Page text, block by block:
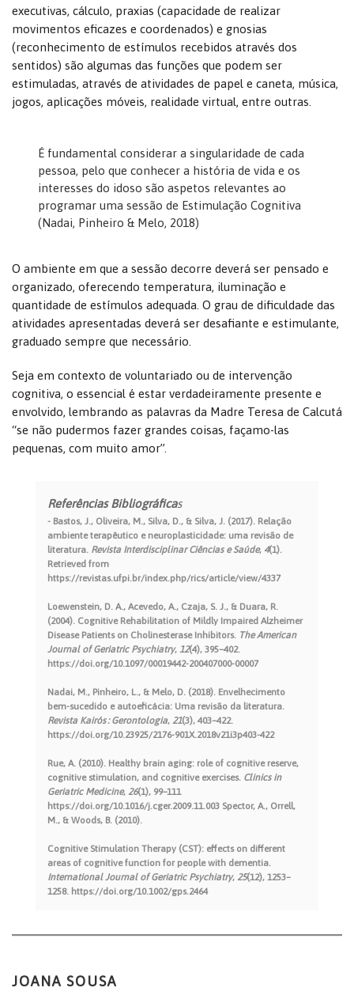
executivas, cálculo, praxias (capacidade de realizar
movimentos eficazes e coordenados) e gnosias
(reconhecimento de estímulos recebidos através dos
sentidos) são algumas das funções que podem ser
estimuladas, através de atividades de papel e caneta, música,
jogos, aplicações móveis, realidade virtual, entre outras.
É fundamental considerar a singularidade de cada
pessoa, pelo que conhecer a história de vida e os
interesses do idoso são aspetos relevantes ao
programar uma sessão de Estimulação Cognitiva
(Nadai, Pinheiro & Melo, 2018)
O ambiente em que a sessão decorre deverá ser pensado e
organizado, oferecendo temperatura, iluminação e
quantidade de estímulos adequada. O grau de dificuldade das
atividades apresentadas deverá ser desafiante e estimulante,
graduado sempre que necessário.
Seja em contexto de voluntariado ou de intervenção
cognitiva, o essencial é estar verdadeiramente presente e
envolvido, lembrando as palavras da Madre Teresa de Calcutá
“se não pudermos fazer grandes coisas, façamo-las
pequenas, com muito amor”.
Referências Bibliográficas
Bastos, J., Oliveira, M., Silva, D., & Silva, J. (2017). Relação
ambiente terapêutico e neuroplasticidade: uma revisão de
literatura. Revista Interdisciplinar Ciências e Saúde, 4(1).
Retrieved from
https://revistas.ufpi.br/index.php/rics/article/view/4337
Loewenstein, D. A., Acevedo, A., Czaja, S. J., & Duara, R.
(2004). Cognitive Rehabilitation of Mildly Impaired Alzheimer
Disease Patients on Cholinesterase Inhibitors. The American
Journal of Geriatric Psychiatry, 12(4), 395–402.
https://doi.org/10.1097/00019442-200407000-00007
Nadai, M., Pinheiro, L., & Melo, D. (2018). Envelhecimento
bem-sucedido e autoeficácia: Uma revisão da literatura.
Revista Kairós : Gerontologia, 21(3), 403–422.
https://doi.org/10.23925/2176-901X.2018v21i3p403-422
Rue, A. (2010). Healthy brain aging: role of cognitive reserve,
cognitive stimulation, and cognitive exercises. Clinics in
Geriatric Medicine, 26(1), 99–111
https://doi.org/10.1016/j.cger.2009.11.003 Spector, A., Orrell,
M., & Woods, B. (2010).
Cognitive Stimulation Therapy (CST): effects on different
areas of cognitive function for people with dementia.
International Journal of Geriatric Psychiatry, 25(12), 1253–
1258. https://doi.org/10.1002/gps.2464
JOANA SOUSA